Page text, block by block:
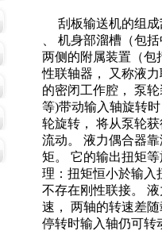
刮板输送机的组成
、 机身部溜槽（包
两侧的附属装置（包
性联轴器， 又称液
的密闭工作腔， 泵
等)带动输入轴旋转
轮旋转， 将从泵轮
流动。 液力偶合器
矩。 它的输出扭矩
理：扭矩恒小於输入
不存在刚性联接。
速， 两轴的转速差
停转时输入轴仍可转